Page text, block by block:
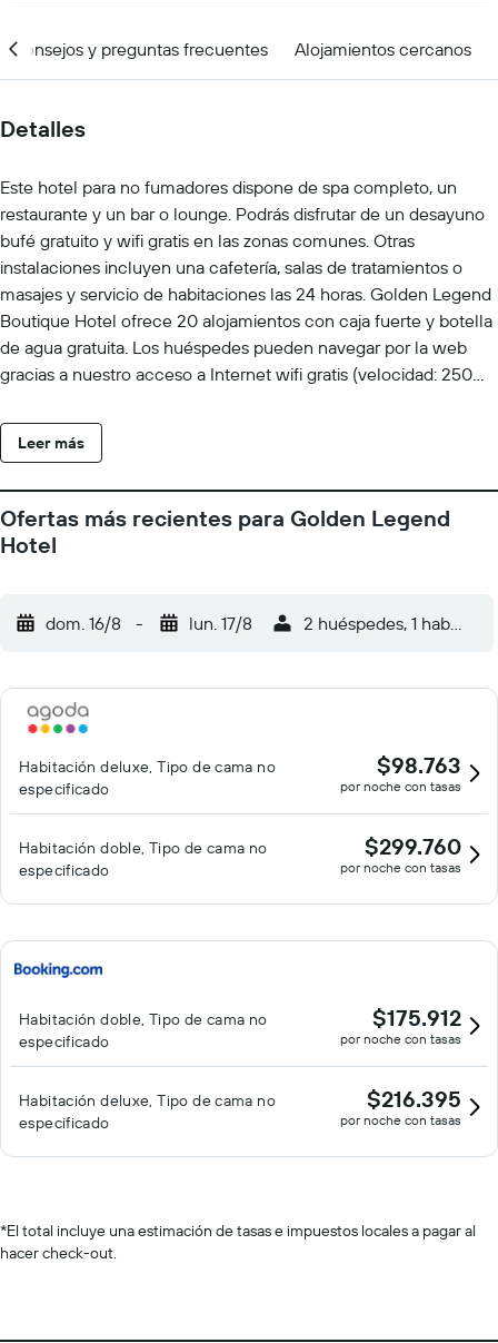
Consejos y preguntas frecuentes Alojamientos cercanos
Detalles
Este hotel para no fumadores dispone de spa completo, un
restaurante y un bar o lounge. Podrás disfrutar de un desayuno
bufé gratuito y wifi gratis en las zonas comunes. Otras
instalaciones incluyen una cafetería, salas de tratamientos o
masajes y servicio de habitaciones las 24 horas. Golden Legend
Boutique Hotel ofrece 20 alojamientos con caja fuerte y botella
de agua gratuita. Los huéspedes pueden navegar por la web
gracias a nuestro acceso a Internet wifi gratis (velocidad: 250
ofrece cafetera y tetera y minibar. Los baños están equipados
con ducha, albornoces y zapatillas. Se ofrece servicio de
Leer más
Ofertas más recientes para Golden Legend
Hotel
dom. 16/8 - lun. 17/8 2 huéspedes, 1
Habitación deluxe, Tipo de cama no
especificado
$98.763
por noche con tasas
Habitación doble, Tipo de cama no
especificado
$299.760
por noche con tasas
Habitación doble, Tipo de cama no
especificado
$175.912
por noche con tasas
Habitación deluxe, Tipo de cama no
especificado
$216.395
por noche con tasas
*El total incluye una estimación de tasas e impuestos locales a pagar al
hacer check-out.